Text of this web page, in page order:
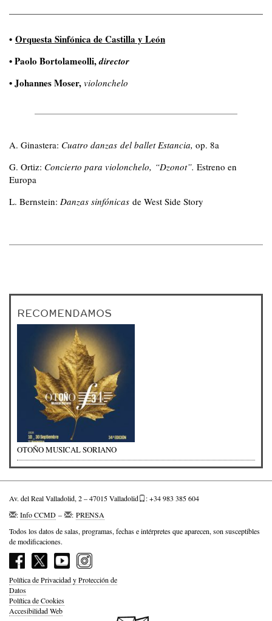
• Orquesta Sinfónica de Castilla y León
• Paolo Bortolameolli,director
• Johannes Moser, violonchelo
A. Ginastera: Cuatro danzas del ballet Estancia, op. 8a
G. Ortiz: Concierto para violonchelo, “Dzonot”. Estreno en
Europa
L. Bernstein: Danzas sinfónicas de West Side Story
RECOMENDAMOS
OTOÑO MUSICAL SORIANO
Av. del Real Valladolid, 2 – 47015 Valladolid
: +34 983 385 604
:Info CCMD – : PRENSA
Todos los datos de salas, programas, fechas e intérpretes que aparecen, son susceptibles
de modificaciones.
Política de Privacidad y Protección de
Datos
Política de Cookies
Accesibilidad Web